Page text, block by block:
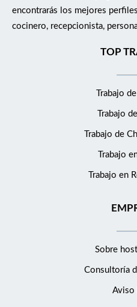
encontrarás los mejores
cocinero, recepcionista,
TOP
Trabajo
Trabajo
Trabajo de
Trabajo
Trabajo en
Sobre
Consultoría
Aviso